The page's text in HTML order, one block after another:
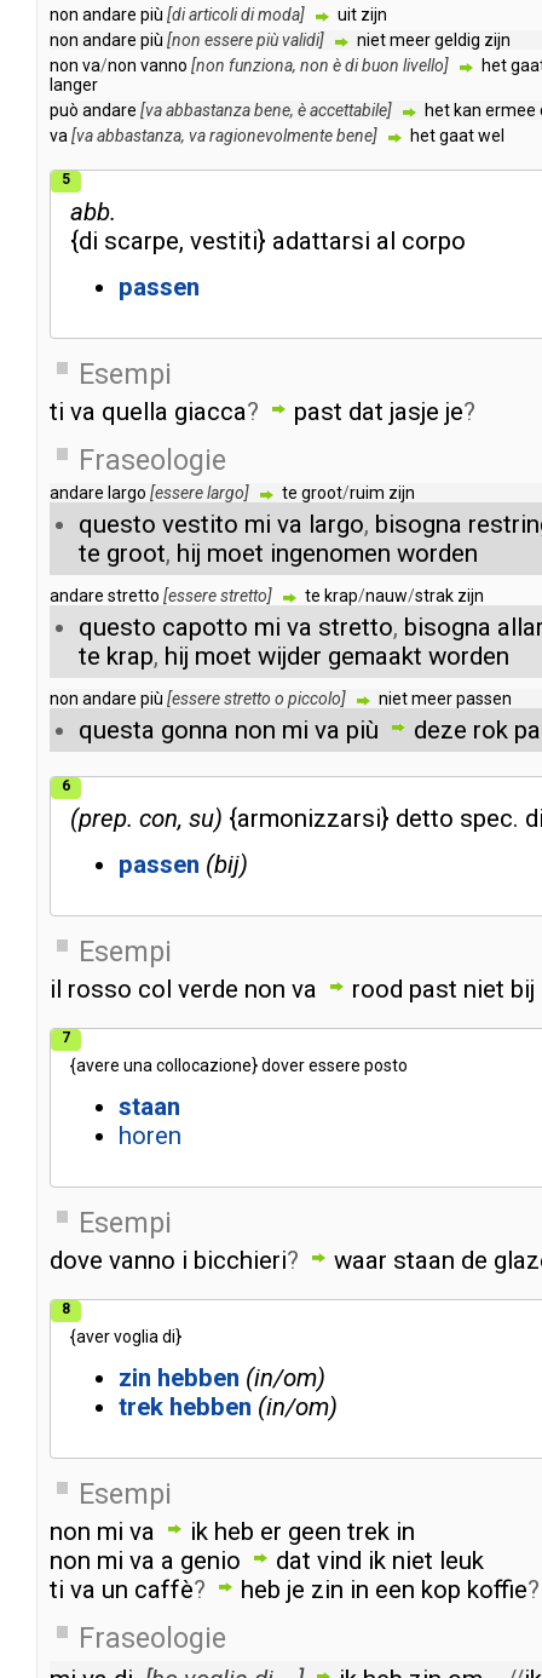
non andare più [diarticolidimoda] uit zijn
non andare più [non esserepiùvalidi] nietmeergeldig zijn
non va/non vanno [non funziona, non èdibuon livello] het
langer
può andare [vaabbastanzabene, èaccettabile] het kan ermee
va [vaabbastanza, varagionevolmentebene] hetgaatwel
5
abb.
{di scarpe, vestiti} adattarsi al corpo
passen
Esempi
ti va quella giacca? past dat jasje je?
Fraseologie
andare largo [esserelargo] te groot/ruim zijn
questo vestito mi va largo, bisogna
te groot, hij moet ingenomen worden
andare stretto [esserestretto] te krap/nauw/strak zijn
questo capotto mi va stretto, bisogna
te krap, hij moet wijder gemaakt worden
non andare più [esserestretto o piccolo] nietmeerpassen
questa gonna non mi va più deze rok
6
prep. con, su {armonizzarsi} detto spec.
passen bij
Esempi
il rosso col verde non va rood past niet bij
7
{avere una collocazione}doveressere posto
staan
horen
Esempi
dove vanno i bicchieri? waar staan de
8
{avervoglia di}
zin hebben in/om
trek hebben in/om
Esempi
non mi va ik heb er geen trek in
non mi va a genio dat vind ik niet leuk
ti va un caffè? heb je zin in een kop koffie?
Fraseologie